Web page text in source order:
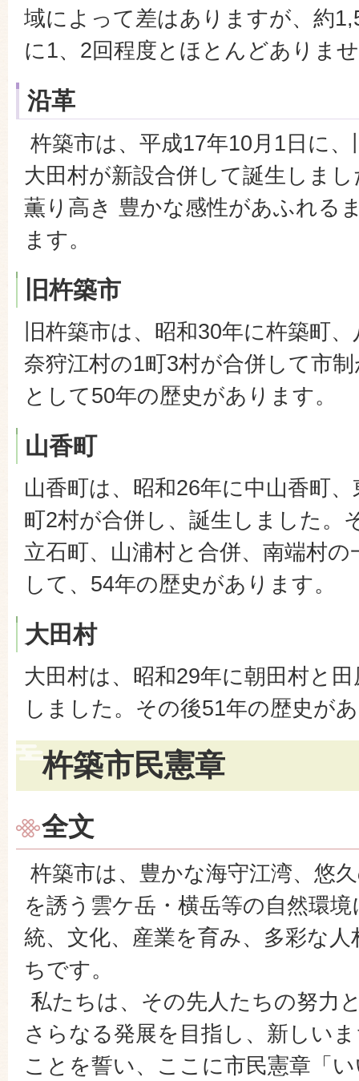
域によって差はありますが、約
に1、2回程度とほとんどありま
沿革
杵築市は、平成17年10月1日に
大田村が新設合併して誕生しま
薫り高き 豊かな感性があふれる
ます。
旧杵築市
旧杵築市は、昭和30年に杵築町
奈狩江村の1町3村が合併して市
として50年の歴史があります。
山香町
山香町は、昭和26年に中山香町
町2村が合併し、誕生しました。
立石町、山浦村と合併、南端村
して、54年の歴史があります。
大田村
大田村は、昭和29年に朝田村と
しました。その後51年の歴史が
杵築市民憲章
全文
杵築市は、豊かな海守江湾、悠
を誘う雲ケ岳・横岳等の自然環
統、文化、産業を育み、多彩な
ちです。
私たちは、その先人たちの努力
さらなる発展を目指し、新しい
ことを誓い、ここに市民憲章「